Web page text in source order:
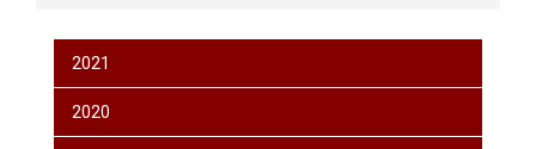
2021
2020